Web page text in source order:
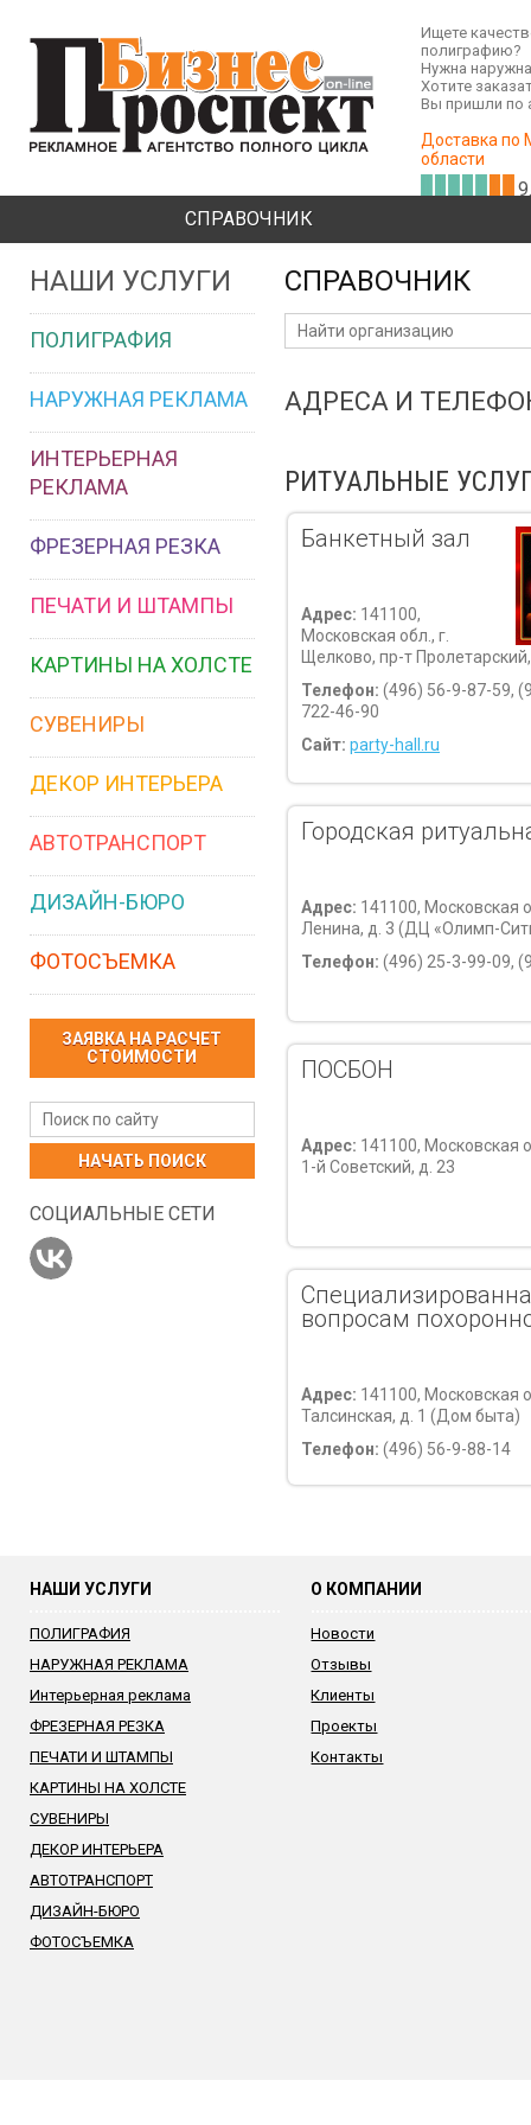
Ищете
полиграфию?
Нужна
Хотите
Вы пришли по
Доставка по
области
СПРАВОЧНИК
НАШИ УСЛУГИ
ПОЛИГРАФИЯ
НАРУЖНАЯ РЕКЛАМА
ИНТЕРЬЕРНАЯ
РЕКЛАМА
ФРЕЗЕРНАЯ РЕЗКА
ПЕЧАТИ И ШТАМПЫ
КАРТИНЫ НА ХОЛСТЕ
СУВЕНИРЫ
ДЕКОР ИНТЕРЬЕРА
АВТОТРАНСПОРТ
ДИЗАЙН-БЮРО
ФОТОСЪЕМКА
ЗАЯВКА НА РАСЧЕТ
СТОИМОСТИ
НАЧАТЬ ПОИСК
СОЦИАЛЬНЫЕ СЕТИ
СПРАВОЧНИК
АДРЕСА И
РИТУАЛЬНЫЕ
Банкетный зал
Адрес: 141100,
Московская обл., г.
Щелково, пр-т
Телефон: (496) 56-9-87-59,
722-46-90
Сайт: party-hall.ru
Городская
Адрес: 141100, Московская
Ленина, д. 3 (ДЦ «Олимп-
Телефон: (496) 25-3-99-09,
ПОСБОН
Адрес: 141100, Московская
1-й Советский, д. 23
вопросам
Адрес: 141100, Московская
Талсинская, д. 1 (Дом быта)
Телефон: (496) 56-9-88-14
НАШИ УСЛУГИ
ПОЛИГРАФИЯ
НАРУЖНАЯ РЕКЛАМА
Интерьерная реклама
ФРЕЗЕРНАЯ РЕЗКА
ПЕЧАТИ И ШТАМПЫ
КАРТИНЫ НА ХОЛСТЕ
СУВЕНИРЫ
ДЕКОР ИНТЕРЬЕРА
АВТОТРАНСПОРТ
ДИЗАЙН-БЮРО
ФОТОСЪЕМКА
О КОМПАНИИ
Новости
Отзывы
Клиенты
Проекты
Контакты